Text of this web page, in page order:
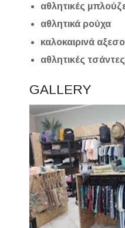
αθλητικές
αθλητικά ρούχα
καλοκαιρινά
αθλητικές
GALLERY